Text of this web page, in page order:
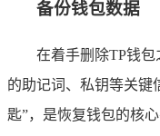
备份钱包数据
在着手删除TP钱
的助记词、私钥等关键
匙”，是恢复钱包的核